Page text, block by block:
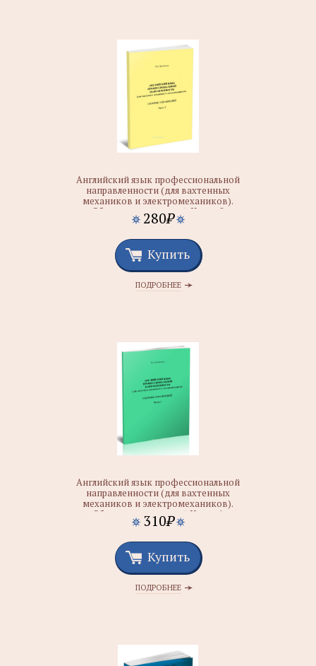
Английский язык профессиональной
направленности (для вахтенных
механиков и электромехаников).
Сборник упражнений. Часть. 2
280₽
Купить
ПОДРОБНЕЕ
Английский язык профессиональной
направленности (для вахтенных
механиков и электромехаников).
Сборник упражнений.Часть. 1
310₽
Купить
ПОДРОБНЕЕ